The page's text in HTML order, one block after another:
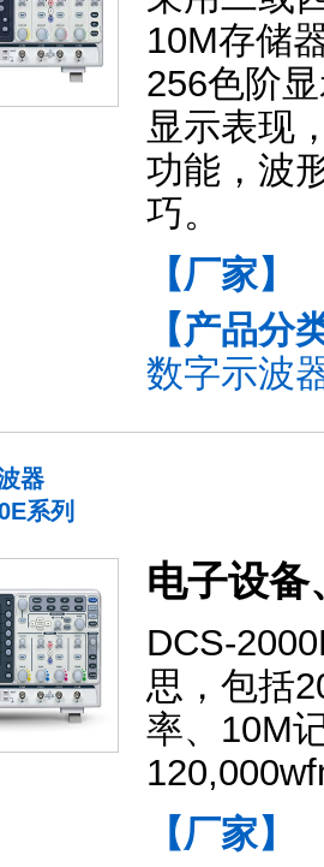
10M存储
256色阶
显示表现
功能，波
巧。
【厂家】
【产品分
数字示波
器
系列
电子设备
DCS-
思，包括
率、10M
【厂家】